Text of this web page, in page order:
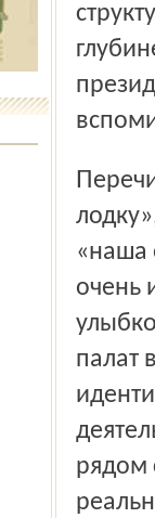
Перечитываешь дальше статью, где сказано про «одну
«наша
очень
палат
рядом